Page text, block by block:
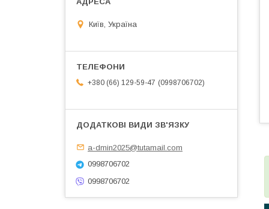
Київ, Україна
+380 (66) 129-59-47 0998706702
a-dmin2025@tutamail.com
0998706702
0998706702